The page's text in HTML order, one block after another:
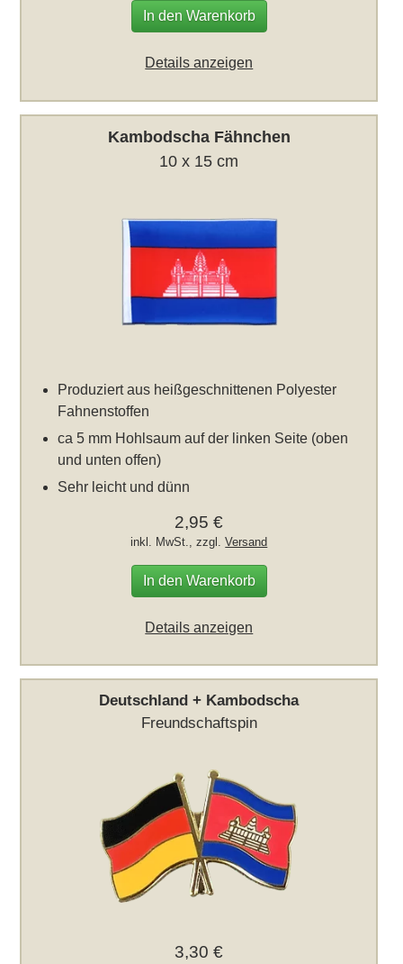
In den Warenkorb
Details anzeigen
Kambodscha Fähnchen
10 x 15 cm
Produziert aus heißgeschnittenen Polyester
Fahnenstoffen
ca 5 mm Hohlsaum auf der linken Seite (oben
und unten offen)
Sehr leicht und dünn
2,95 €
inkl. MwSt., zzgl.Versand
In den Warenkorb
Details anzeigen
Deutschland + Kambodscha
Freundschaftspin
3,30 €